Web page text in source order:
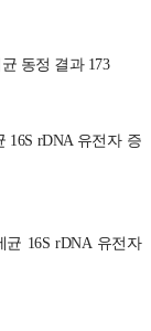
동정 결과 173
16S rDNA 유전자 증
균 16S rDNA 유전자